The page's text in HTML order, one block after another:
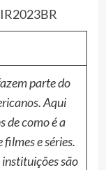
parte do
Aqui
de como é a
e séries.
são